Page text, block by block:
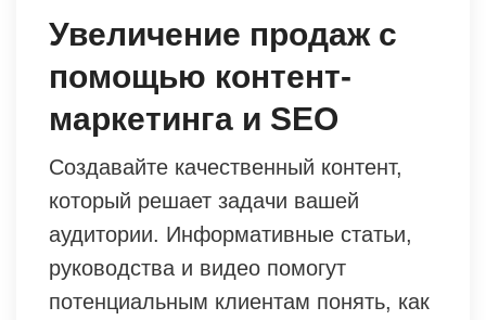
Увеличение продаж с
помощью контент-
маркетинга и SEO
Создавайте качественный контент,
который решает задачи вашей
аудитории. Информативные статьи,
руководства и видео помогут
потенциальным клиентам понять, как